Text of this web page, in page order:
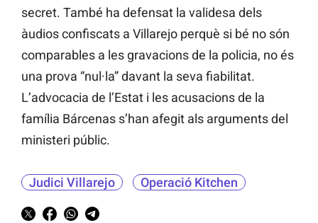
secret. També ha defensat la validesa dels
àudios confiscats a Villarejo perquè si bé no són
comparables a les gravacions de la policia, no és
una prova “nul·la” davant la seva fiabilitat.
L’advocacia de l’Estat i les acusacions de la
família Bárcenas s’han afegit als arguments del
ministeri públic.
Judici Villarejo Operació Kitchen